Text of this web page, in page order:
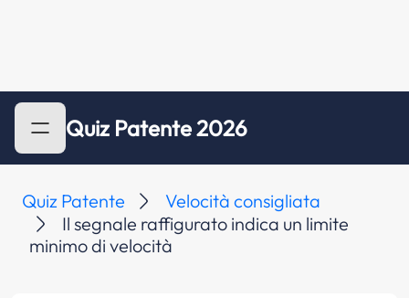
Quiz Patente 2026
Quiz Patente
Velocità consigliata
Il segnale raffigurato indica un limite
minimo di velocità